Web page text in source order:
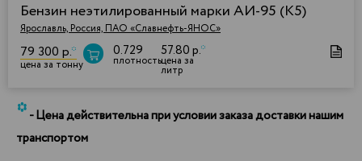
Бензин неэтилированный марки АИ-95 (К5)
Ярославль, Россия, ПАО «Славнефть-ЯНОС»
79 300 р.*
цена за тонну
0.729
плотность
57.80 р.*
цена за
литр
*- Цена действительна при условии заказа доставки нашим
транспортом